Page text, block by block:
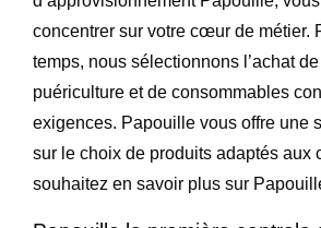
concentrer sur votre cœur de métier.
temps, nous sélectionnons l’achat
puériculture et de consommables
exigences. Papouille vous offre une
sur le choix de produits adaptés aux
souhaitez en savoir plus sur